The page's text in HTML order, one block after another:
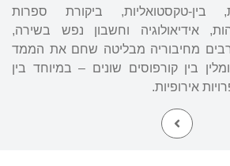
בין-טקסטואליות, ביקורת ספרות
אידיאולוגיה וחשבון נפש בשירה,
מחיבוריה מבליטה שחם את הממד
בין קורפוסים שונים – במיוחד בין
אירופיות.